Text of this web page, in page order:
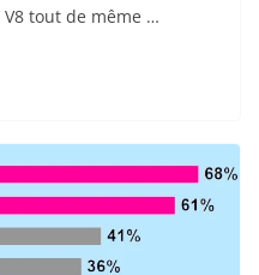
tout de même …